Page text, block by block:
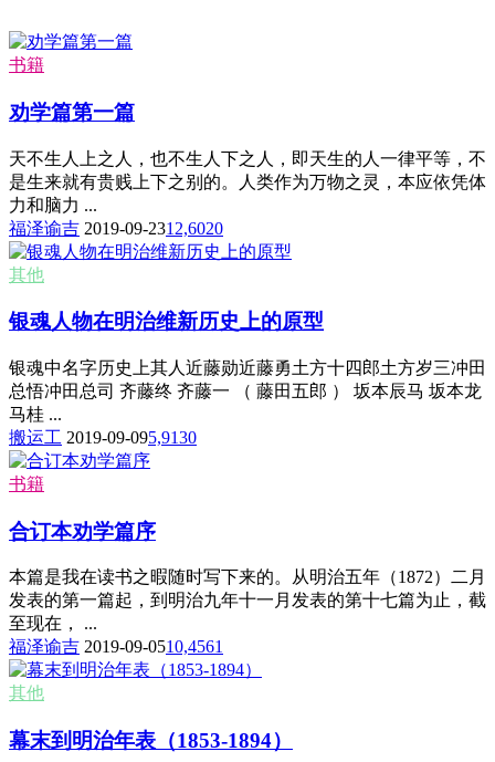
书籍
劝学篇第一篇
天不生人上之人，也不生人下之人，即天生的人一律平等，不
是生来就有贵贱上下之别的。人类作为万物之灵，本应依凭体
力和脑力 ...
福泽谕吉 2019-09-2312,6020
其他
银魂人物在明治维新历史上的原型
银魂中名字历史上其人近藤勋近藤勇土方十四郎土方岁三冲田
总悟冲田总司 齐藤终 齐藤一 （ 藤田五郎 ） 坂本辰马 坂本龙
马桂 ...
搬运工 2019-09-095,9130
书籍
合订本劝学篇序
本篇是我在读书之暇随时写下来的。从明治五年（1872）二月
发表的第一篇起，到明治九年十一月发表的第十七篇为止，截
至现在， ...
福泽谕吉 2019-09-0510,4561
其他
幕末到明治年表（1853-1894）